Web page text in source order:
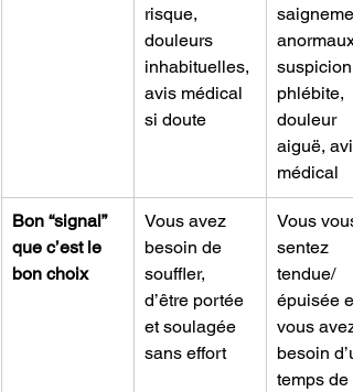
risque,
douleurs
inhabituelles,
avis médical
si doute
anormaux,
suspicion
phlébite,
douleur
aiguë,
médical
Bon “signal”
que c’est le
bon choix
Vous avez
besoin de
souffler,
d’être portée
et soulagée
sans effort
Vous vous
sentez
tendue/
épuisée et
vous avez
besoin
temps de